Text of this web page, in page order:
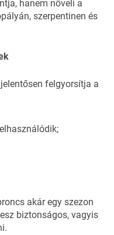
hanem növeli a
szerpentinen és
felgyorsítja a
akár egy szezon
biztonságos, vagyis